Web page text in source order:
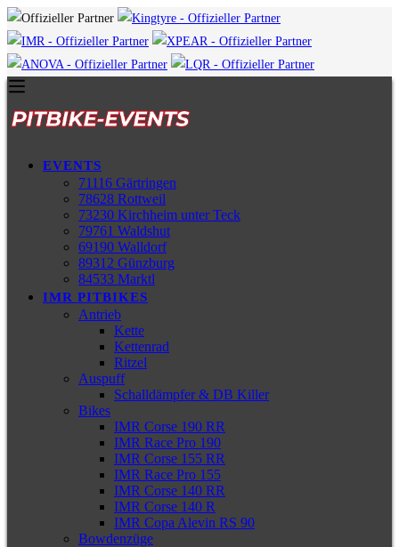
EVENTS
71116 Gärtringen
78628 Rottweil
73230 Kirchheim unter Teck
79761 Waldshut
69190 Walldorf
89312 Günzburg
84533 Marktl
IMR PITBIKES
Antrieb
Kette
Kettenrad
Ritzel
Auspuff
Schalldämpfer & DB Killer
Bikes
IMR Corse 190 RR
IMR Race Pro 190
IMR Corse 155 RR
IMR Race Pro 155
IMR Corse 140 RR
IMR Corse 140 R
IMR Copa Alevin RS 90
Bowdenzüge